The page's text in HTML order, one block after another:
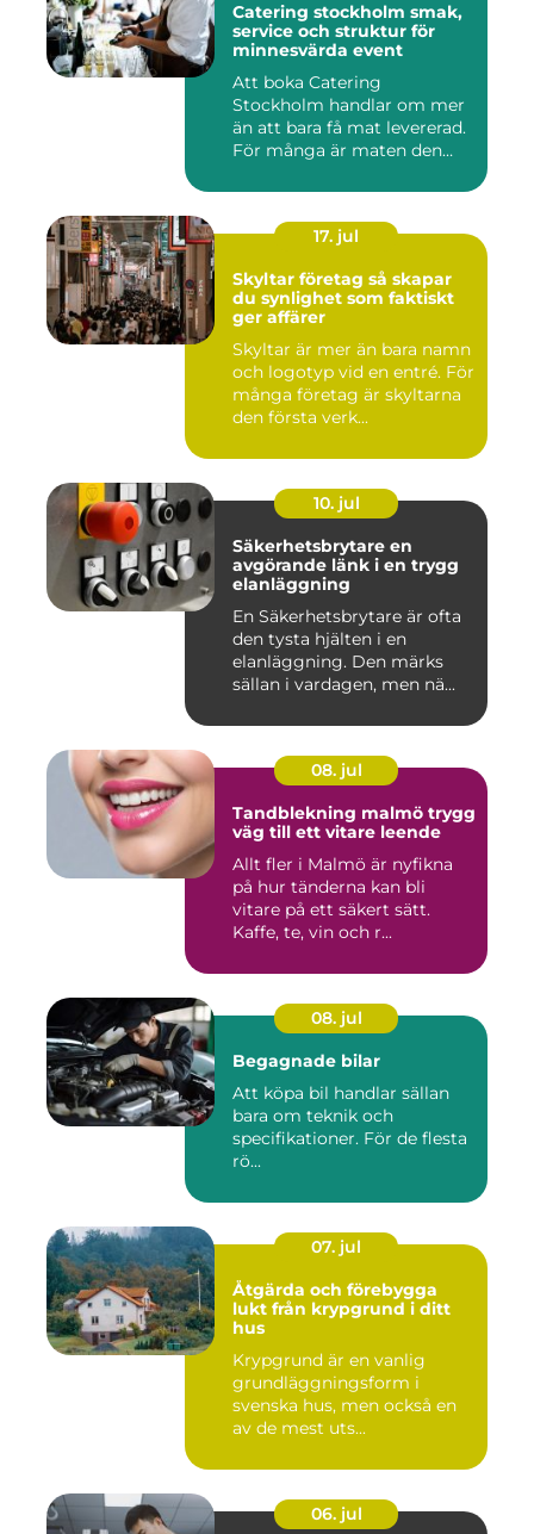
Catering stockholm smak,
service och struktur för
minnesvärda event
Att boka Catering
Stockholm handlar om mer
än att bara få mat levererad.
För många är maten den
17. jul
Skyltar företag så skapar
du synlighet som faktiskt
ger affärer
Skyltar är mer än bara namn
och logotyp vid en entré. För
många företag är skyltarna
den första verk...
10. jul
Säkerhetsbrytare en
avgörande länk i en trygg
elanläggning
En Säkerhetsbrytare är ofta
den tysta hjälten i en
elanläggning. Den märks
sällan i vardagen, men nä...
08. jul
Tandblekning malmö trygg
väg till ett vitare leende
Allt fler i Malmö är nyfikna
på hur tänderna kan bli
vitare på ett säkert sätt.
Kaffe, te, vin och r...
08. jul
Begagnade bilar
Att köpa bil handlar sällan
bara om teknik och
specifikationer. För de flesta
rö...
07. jul
Åtgärda och förebygga
lukt från krypgrund i ditt
hus
Krypgrund är en vanlig
grundläggningsform i
svenska hus, men också en
av de mest uts...
06. jul